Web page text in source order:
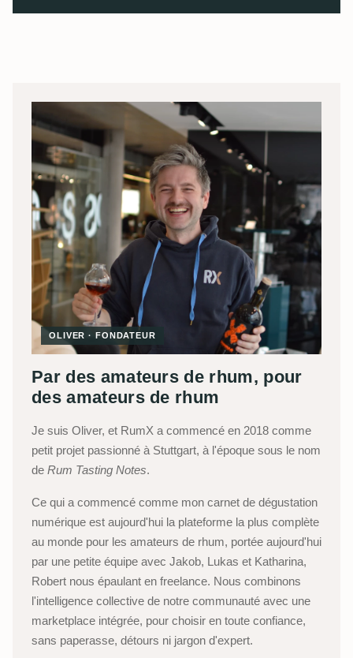
OLIVER · FONDATEUR
Par des amateurs de rhum, pour
des amateurs de rhum
Je suis Oliver, et RumX a commencé en 2018 comme
petit projet passionné à Stuttgart, à l'époque sous le nom
de Rum Tasting Notes.
Ce qui a commencé comme mon carnet de dégustation
numérique est aujourd'hui la plateforme la plus complète
au monde pour les amateurs de rhum, portée aujourd'hui
par une petite équipe avec Jakob, Lukas et Katharina,
Robert nous épaulant en freelance. Nous combinons
l'intelligence collective de notre communauté avec une
marketplace intégrée, pour choisir en toute confiance,
sans paperasse, détours ni jargon d'expert.